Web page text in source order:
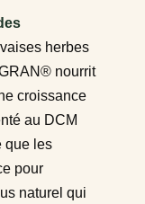
herbes
nourrit
croissance
au DCM
que les
pour
naturel qui